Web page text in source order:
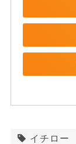
イチロー